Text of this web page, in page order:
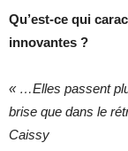
Qu’est-ce qui
innovantes ?
« …Elles passent
brise que dans le
Caissy